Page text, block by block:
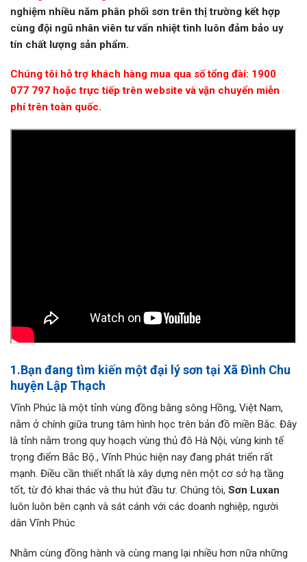
nghiệm nhiều năm phân phối sơn trên thị trường kết hợp
cùng đội ngũ nhân viên tư vấn nhiệt tình luôn đảm bảo uy
tín chất lượng sản phẩm.
Chúng tôi hỗ trợ khách hàng mua qua số tổng đài: 1900
077 797 hoặc trực tiếp trên website và vận chuyển miễn
phí trên toàn quốc.
1.Bạn đang tìm kiến một đại lý sơn tại Xã Đình Chu
huyện Lập Thạch
Vĩnh Phúc là một tỉnh vùng đồng bằng sông Hồng, Việt Nam,
nằm ở chính giữa trung tâm hình học trên bản đồ miền Bắc. Đây
là tỉnh nằm trong quy hoạch vùng thủ đô Hà Nội, vùng kinh tế
trọng điểm Bắc Bộ., Vĩnh Phúc hiện nay đang phát triển rất
mạnh. Điều cần thiết nhất là xây dựng nên một cơ sở hạ tầng
tốt, từ đó khai thác và thu hút đầu tư. Chúng tôi, Sơn Luxan
luôn luôn bên cạnh và sát cánh với các doanh nghiệp, người
dân Vĩnh Phúc
Nhằm cùng đồng hành và cùng mang lại nhiều hơn nữa những